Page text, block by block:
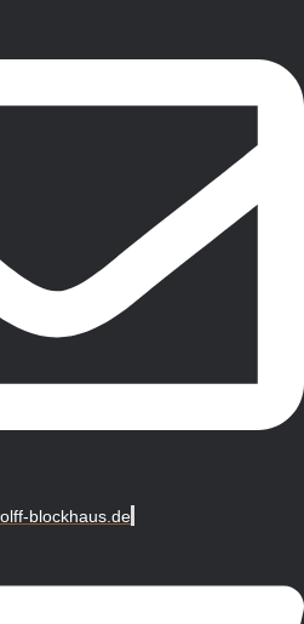
blockhaus.de